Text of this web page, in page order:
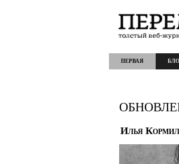
ПЕРВАЯ
Илья